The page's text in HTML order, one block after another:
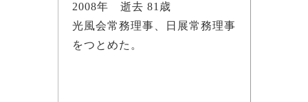
2008年 逝去 81歳
光風会常務理事、日展常務理事
をつとめた。